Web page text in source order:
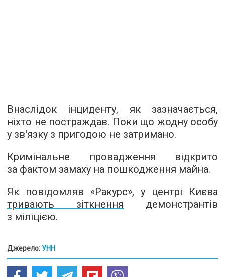
Внаслідок інциденту, як зазначається,
ніхто не постраждав. Поки що жодну особу
у зв'язку з пригодою не затримано.
Кримінальне провадження відкрито
за фактом замаху на пошкодження майна.
Як повідомляв «Ракурс», у центрі Києва
тривають зіткнення демонстрантів
з міліцією.
Джерело:УНН